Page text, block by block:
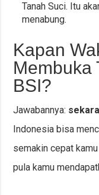
Tanah Suci. Itu
menabung.
Kapan
Membuka
BSI?
Jawabannya:
Indonesia bisa
semakin cepat
pula kamu